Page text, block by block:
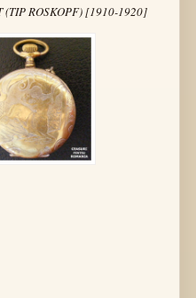
(TIP ROSKOPF) [1910-1920]